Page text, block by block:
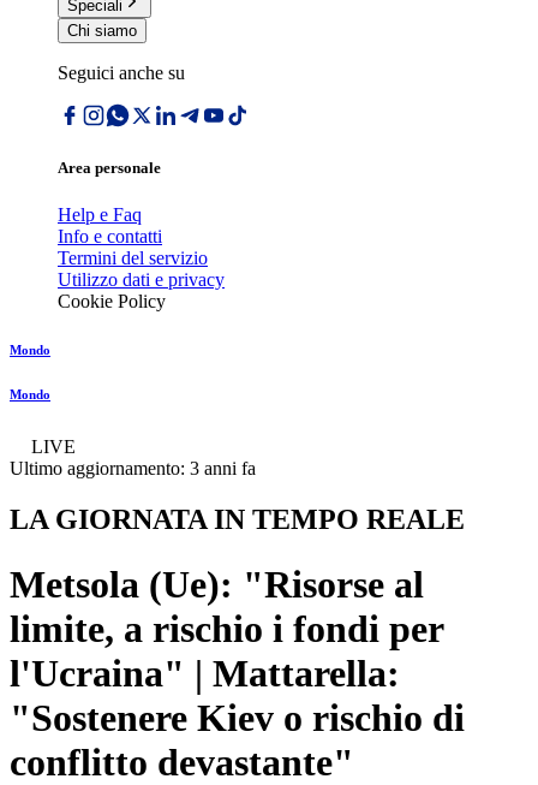
Speciali
Chi siamo
Seguici anche su
Area personale
Help e Faq
Info e contatti
Termini del servizio
Utilizzo dati e privacy
Cookie Policy
Mondo
Mondo
LIVE
Ultimo aggiornamento: 3 anni fa
LA GIORNATA IN TEMPO REALE
Metsola (Ue): "Risorse al
limite, a rischio i fondi per
l'Ucraina" | Mattarella:
"Sostenere Kiev o rischio di
conflitto devastante"